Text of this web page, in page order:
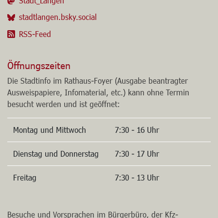
stadtlangen.bsky.social
RSS-Feed
Öffnungszeiten
Die Stadtinfo im Rathaus-Foyer (Ausgabe beantragter
Ausweispapiere, Infomaterial, etc.) kann ohne Termin
besucht werden und ist geöffnet:
Montag und Mittwoch 7:30 - 16 Uhr
Dienstag und Donnerstag 7:30 - 17 Uhr
Freitag 7:30 - 13 Uhr
Besuche und Vorsprachen im Bürgerbüro, der Kfz-